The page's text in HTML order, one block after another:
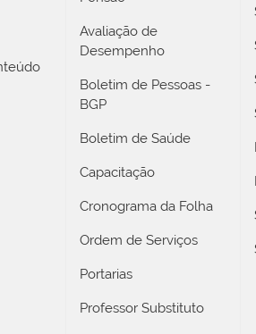
Avaliação de
Desempenho
Boletim de Pessoas -
BGP
Boletim de Saúde
Capacitação
Cronograma da Folha
Ordem de Serviços
Portarias
Professor Substituto